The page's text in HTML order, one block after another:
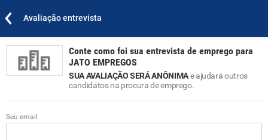
Avaliação entrevista
Conte como foi sua entrevista de emprego para
JATO EMPREGOS
SUA AVALIAÇÃO SERÁ ANÔNIMAe ajudará outros
candidatos na procura de emprego.
Seu email